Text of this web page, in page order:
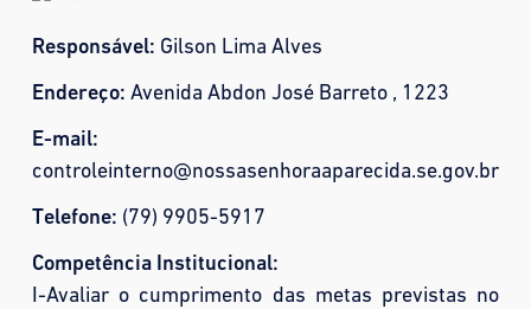
Responsável: Gilson Lima Alves
Endereço: Avenida Abdon José Barreto , 1223
E-mail:
controleinterno@nossasenhoraaparecida.se.gov.br
Telefone: (79) 9905-5917
Competência Institucional:
I-Avaliar o cumprimento das metas previstas no